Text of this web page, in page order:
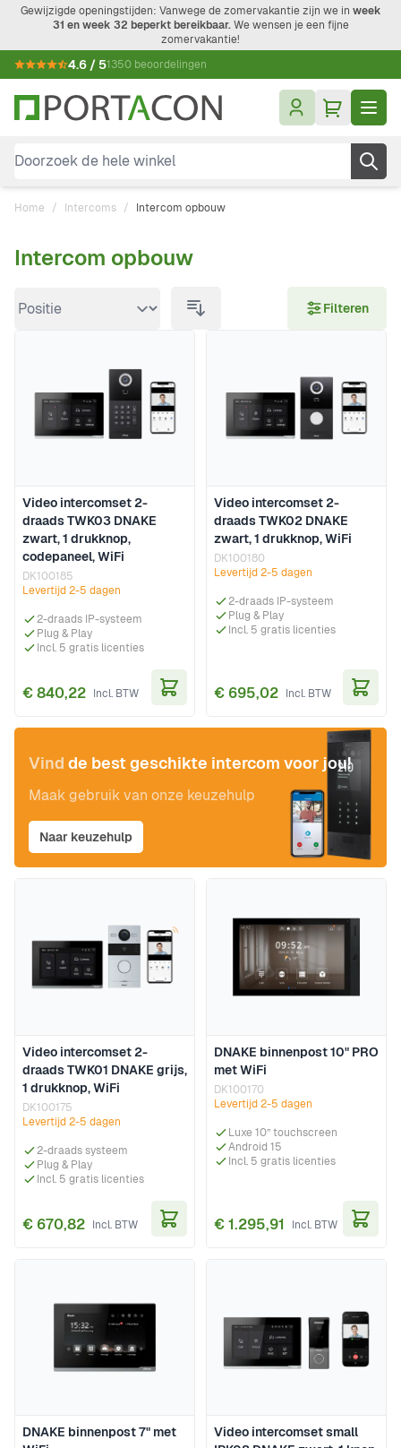
Ga naar de inhoud
Gewijzigde openingstijden: Vanwege de zomervakantie zijn we in week
31 en week 32 beperkt bereikbaar.We wensen je een fijne
zomervakantie!
4.6 / 51350 beoordelingen
Doorzoek de hele winkel
Home / Intercoms / Intercom opbouw
Doorgaan naar productlijst
Intercom opbouw
Filteren
Video intercomset 2-
draads TWK03 DNAKE
zwart, 1 drukknop,
codepaneel, WiFi
DK100185
Levertijd 2-5 dagen
2-draads IP-systeem
Plug & Play
Incl. 5 gratis licenties
€ 840,22
Video intercomset 2-
draads TWK02 DNAKE
zwart, 1 drukknop, WiFi
DK100180
Levertijd 2-5 dagen
2-draads IP-systeem
Plug & Play
Incl. 5 gratis licenties
€ 695,02
Video intercomset 2-
draads TWK01 DNAKE grijs,
1 drukknop, WiFi
DK100175
Levertijd 2-5 dagen
2-draads systeem
Plug & Play
Incl. 5 gratis licenties
€ 670,82
DNAKE binnenpost 10" PRO
met WiFi
DK100170
Levertijd 2-5 dagen
Luxe 10” touchscreen
Android 15
Incl. 5 gratis licenties
€ 1.295,91
DNAKE binnenpost 7" met
Video intercomset small
Vind de best geschikte intercom voor jou!
Maak gebruik van onze keuzehulp
Naar keuzehulp